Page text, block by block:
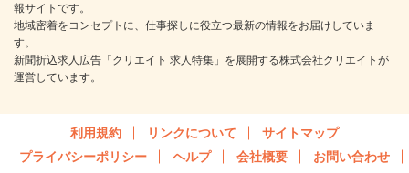
報サイトです。
地域密着をコンセプトに、仕事探しに役立つ最新の情報をお届けしていま
す。
新聞折込求人広告「クリエイト 求人特集」を展開する株式会社クリエイトが
運営しています。
利用規約 リンクについて
サイトマップ
プライバシーポリシー
ヘルプ 会社概要 お問い合わせ